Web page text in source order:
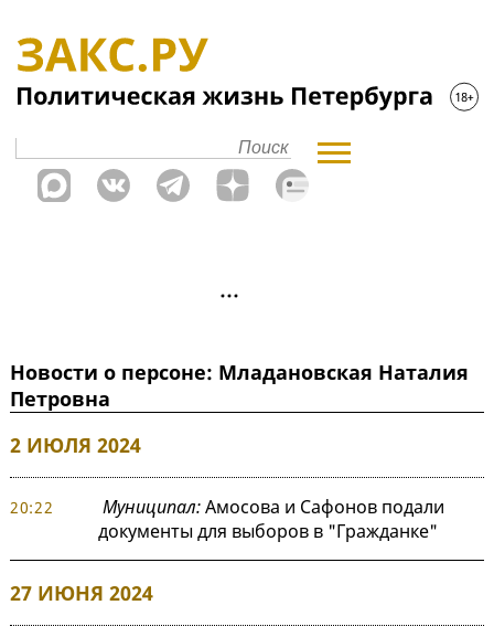
Новости о персоне: Младановская Наталия
Петровна
2 ИЮЛЯ 2024
20:22 Муниципал:Амосова и Сафонов подали
документы для выборов в "Гражданке"
27 ИЮНЯ 2024